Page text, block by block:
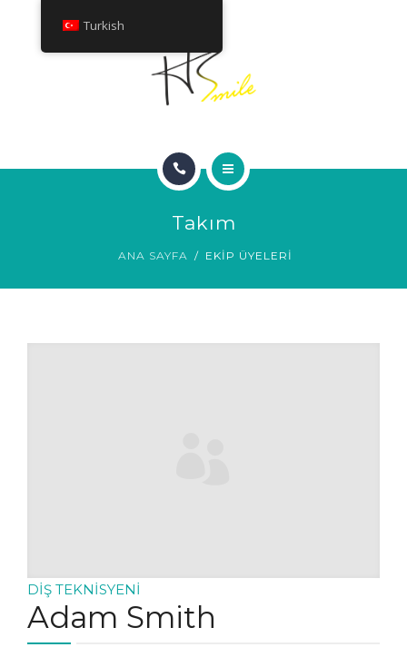
HAKKINDA
Takım
ANA SAYFA EKIP ÜYELERI
DIŞ TEKNISYENI
Adam Smith
Turkish